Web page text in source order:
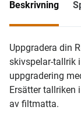
Beskrivning
Uppgradera din
skivspelar-tallrik
uppgradering
Ersätter tallriken
av filtmatta.